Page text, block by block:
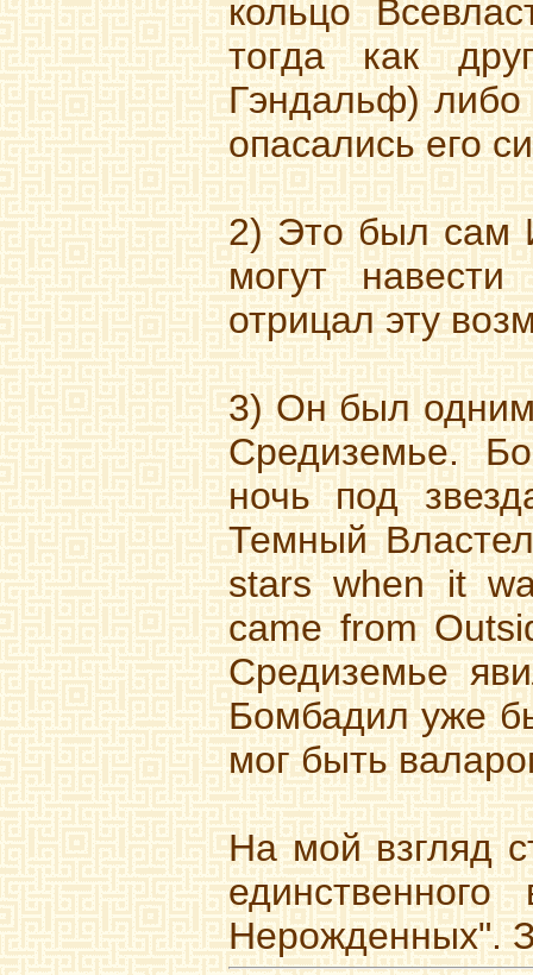
кольцо
тогда как
Гэндальф) либо
опасались его
2) Это был сам
могут
отрицал эту
3) Он был одним
Средиземье.
ночь под
Темный
stars when it
came from
Средиземье
Бомбадил уже
мог быть
На мой взгляд
Нерожденных".